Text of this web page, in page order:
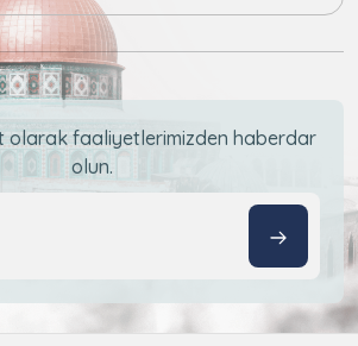
olarak faaliyetlerimizden haberdar
olun.